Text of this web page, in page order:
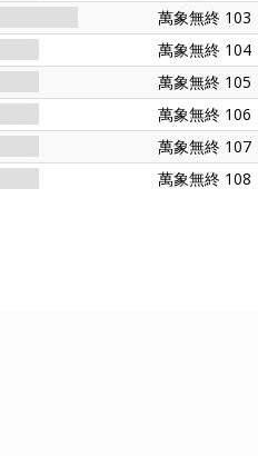
萬象無終 103
萬象無終 104
萬象無終 105
萬象無終 106
萬象無終 107
萬象無終 108